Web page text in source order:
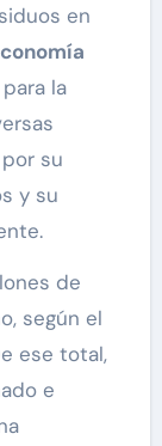
en
la
su
y su
de
según el
ese total,
e